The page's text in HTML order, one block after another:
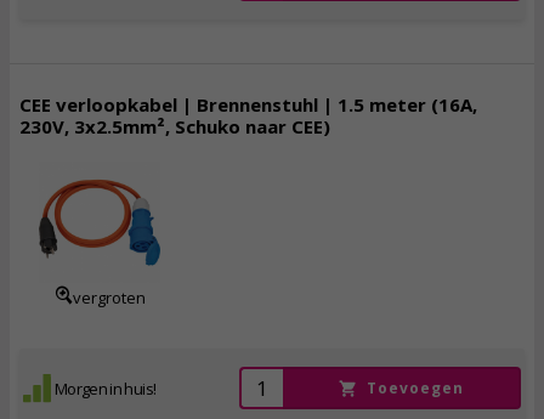
CEE verloopkabel | Brennenstuhl | 1.5 meter (16A,
230V, 3x2.5mm², Schuko naar CEE)
vergroten
Morgen in huis! Toevoegen